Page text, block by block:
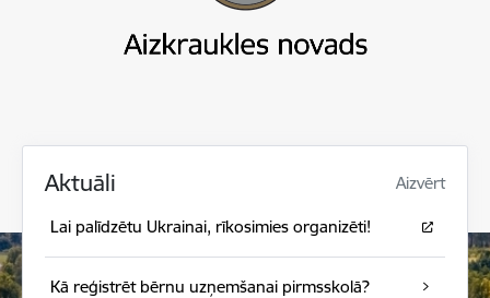
Aktuāli Aizvērt
Lai palīdzētu Ukrainai, rīkosimies organizēti!
Kā reģistrēt bērnu uzņemšanai pirmsskolā?